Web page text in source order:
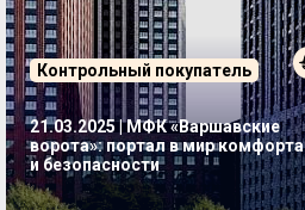
Контрольный покупатель
21.03.2025 | МФК «Варшавские
ворота»: портал в мир комфорта
и безопасности